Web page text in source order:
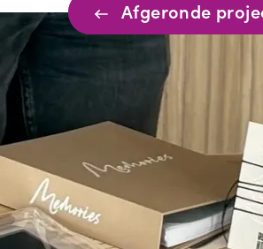
Afgeronde